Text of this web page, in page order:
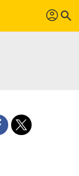
profil search